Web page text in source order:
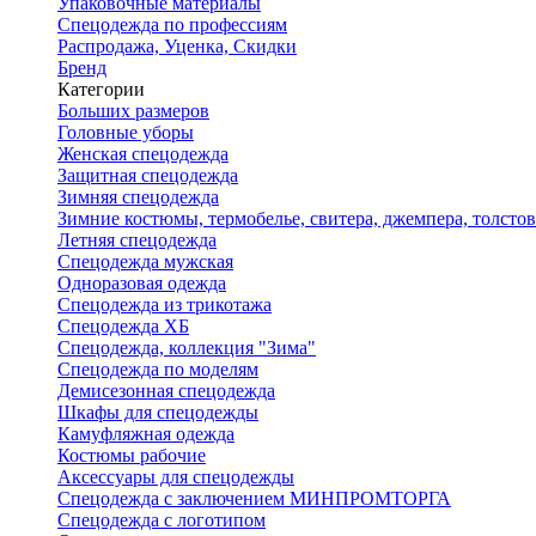
Спецодежда по профессиям
Распродажа, Уценка, Скидки
Бренд
Категории
Больших размеров
Головные уборы
Женская спецодежда
Защитная спецодежда
Зимняя спецодежда
Зимние костюмы, термобелье, свитера, джемпера,
Летняя спецодежда
Спецодежда мужская
Одноразовая одежда
Спецодежда из трикотажа
Спецодежда ХБ
Спецодежда, коллекция "Зима"
Спецодежда по моделям
Демисезонная спецодежда
Шкафы для спецодежды
Камуфляжная одежда
Костюмы рабочие
Аксессуары для спецодежды
Спецодежда с заключением МИНПРОМТОРГА
Спецодежда с логотипом